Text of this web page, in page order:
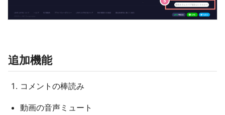
追加機能
コメントの棒読み
動画の音声ミュート